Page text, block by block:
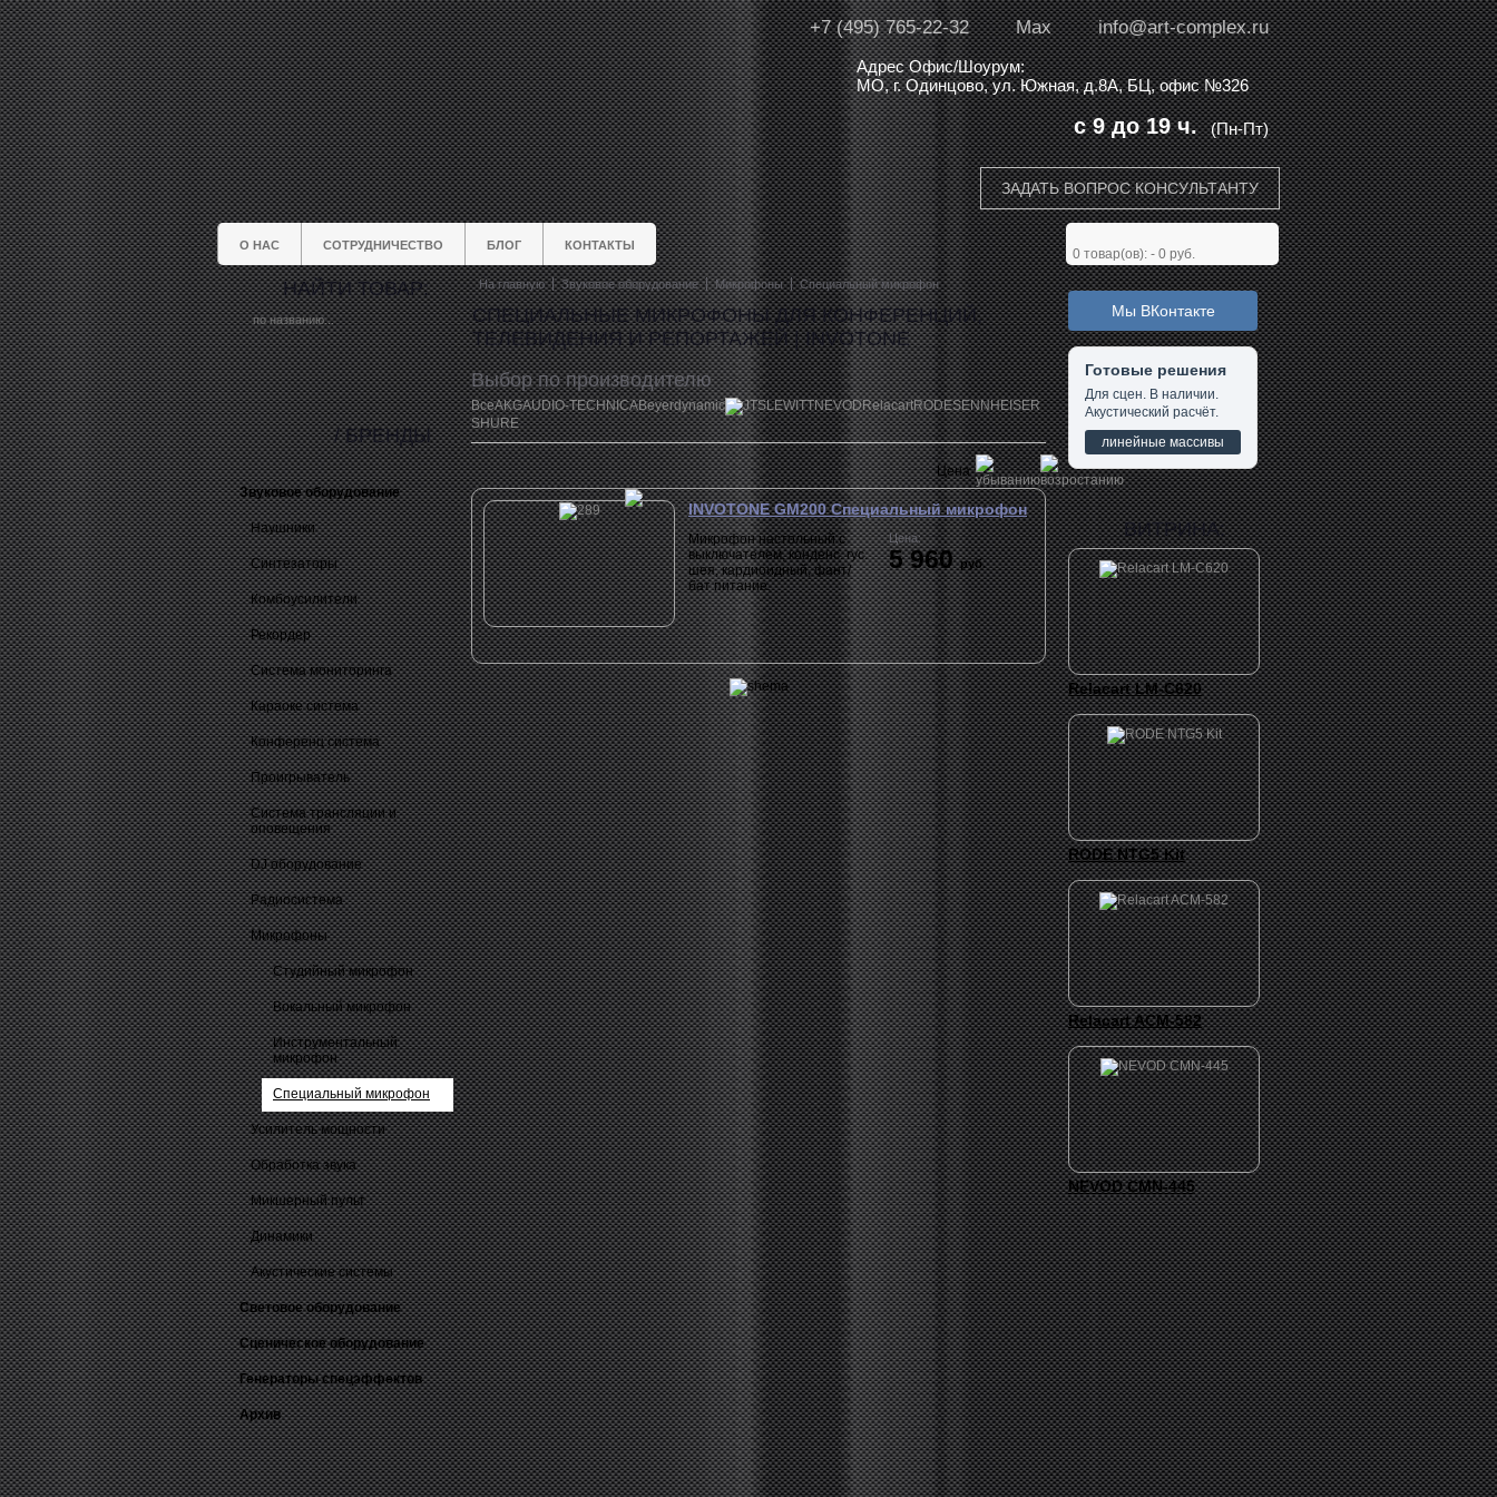
info@art-complex.ru
Max
+7 (495) 765-22-32
Адрес Офис/Шоурум:
МО, г. Одинцово, ул. Южная, д.8А, БЦ, офис №326
(Пн-Пт)
с 9 до 19 ч.
ЗАДАТЬ ВОПРОС КОНСУЛЬТАНТУ
О НАС СОТРУДНИЧЕСТВО БЛОГ КОНТАКТЫ
0 товар(ов): - 0 руб.
НАЙТИ ТОВАР:
Звуковое оборудование
Наушники
Синтезаторы
Комбоусилители
Рекордер
Система мониторинга
Караоке система
Конференц система
Проигрыватель
Система трансляции и
оповещения
DJ оборудование
Радиосистема
Микрофоны
Студийный микрофон
Вокальный микрофон
Инструментальный
микрофон
Специальный микрофон
Усилитель мощности
Обработка звука
Микшерный пульт
Динамики
Акустические системы
Световое оборудование
Сценическое оборудование
Генераторы спецэффектов
Архив
/ БРЕНДЫ
На главную Звуковое оборудование Микрофоны Специальный микрофон
СПЕЦИАЛЬНЫЕ МИКРОФОНЫ ДЛЯ КОНФЕРЕНЦИЙ,
ТЕЛЕВИДЕНИЯ И РЕПОРТАЖЕЙ | INVOTONE
Выбор по производителю
ВсеAKGAUDIO-TECHNICABeyerdynamic JTSLEWITTNEVODRelacartRODESENNHEISER
SHURE
Цена
INVOTONE GM200 Специальный микрофон
Микрофон настольный с
выключателем, конденс. гус.
шея, кардиоидный, фант/
бат питание.
Цена:
5 960руб.
Мы ВКонтакте
Готовые решения
Для сцен. В наличии.
Акустический расчёт.
линейные массивы
ВИТРИНА:
Relacart LM-C620
RODE NTG5 Kit
Relacart ACM-582
NEVOD CMN-445